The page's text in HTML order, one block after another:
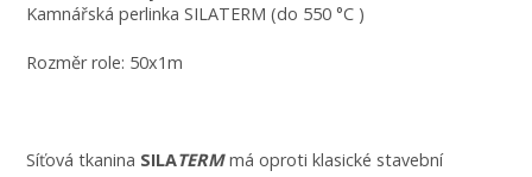
Kamnářská perlinka SILATERM (do 550 °C )
Rozměr role: 50x1m
Síťová tkanina SILATERMmá oproti klasické stavební